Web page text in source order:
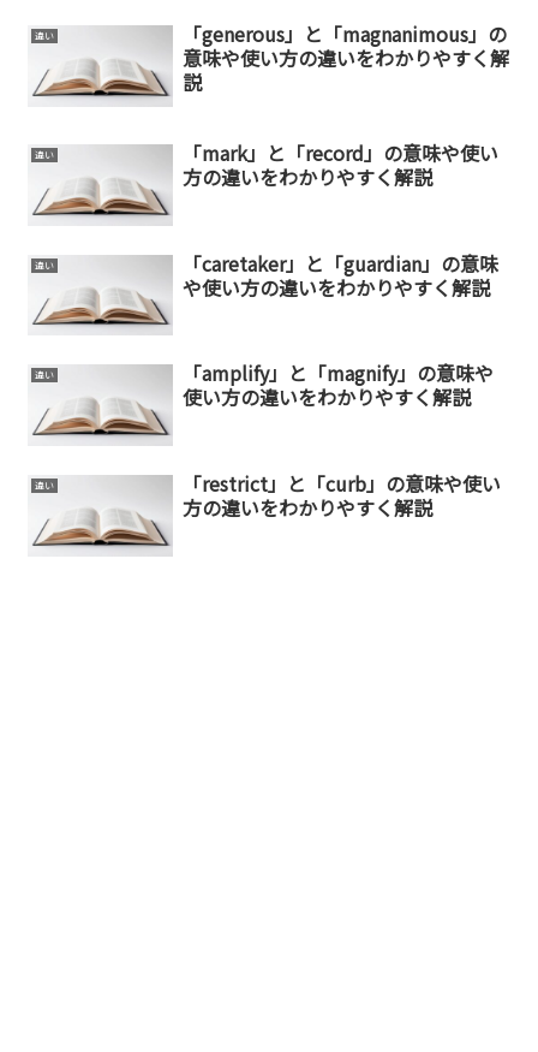
違い
「generous」と「magnanimous」の
意味や使い方の違いをわかりやすく解
説
違い
「mark」と「record」の意味や使い
方の違いをわかりやすく解説
違い
「caretaker」と「guardian」の意味
や使い方の違いをわかりやすく解説
違い
「amplify」と「magnify」の意味や
使い方の違いをわかりやすく解説
違い
「restrict」と「curb」の意味や使い
方の違いをわかりやすく解説